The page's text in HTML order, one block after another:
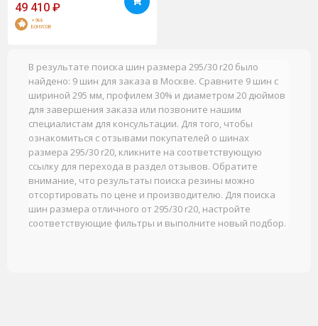
49 410 ₽
+988
БОНУСОВ
В результате поиска шин размера 295/30 r20 было
найдено: 9 шин для заказа в Москве. Сравните 9 шин с
шириной 295 мм, профилем 30% и диаметром 20 дюймов
для завершения заказа или позвоните нашим
специалистам для консультации. Для того, чтобы
ознакомиться с отзывами покупателей о шинах
размера 295/30 r20, кликните на соответствующую
ссылку для перехода в раздел отзывов. Обратите
внимание, что результаты поиска резины можно
отсортировать по цене и производителю. Для поиска
шин размера отличного от 295/30 r20, настройте
соответствующие фильтры и выполните новый подбор.